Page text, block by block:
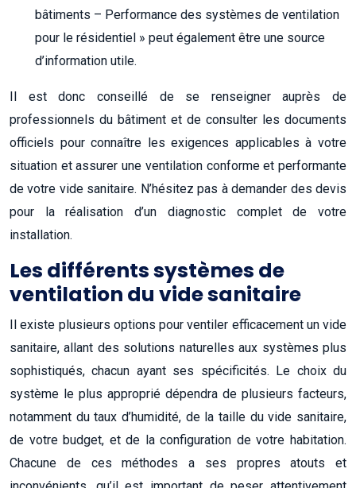
bâtiments – Performance des systèmes de ventilation
pour le résidentiel » peut également être une source
d’information utile.
Il est donc conseillé de se renseigner auprès de
professionnels du bâtiment et de consulter les documents
officiels pour connaître les exigences applicables à votre
situation et assurer une ventilation conforme et performante
de votre vide sanitaire. N’hésitez pas à demander des devis
pour la réalisation d’un diagnostic complet de votre
installation.
Les différents systèmes de
ventilation du vide sanitaire
Il existe plusieurs options pour ventiler efficacement un vide
sanitaire, allant des solutions naturelles aux systèmes plus
sophistiqués, chacun ayant ses spécificités. Le choix du
système le plus approprié dépendra de plusieurs facteurs,
notamment du taux d’humidité, de la taille du vide sanitaire,
de votre budget, et de la configuration de votre habitation.
Chacune de ces méthodes a ses propres atouts et